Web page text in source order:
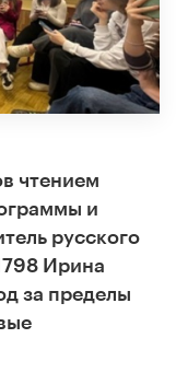
чтением
и
русского
Ирина
за пределы